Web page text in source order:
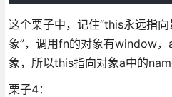
这个栗子中，记住“this永远指
象”，调用fn的对象有window
象，所以this指向对象a中的
栗子4：